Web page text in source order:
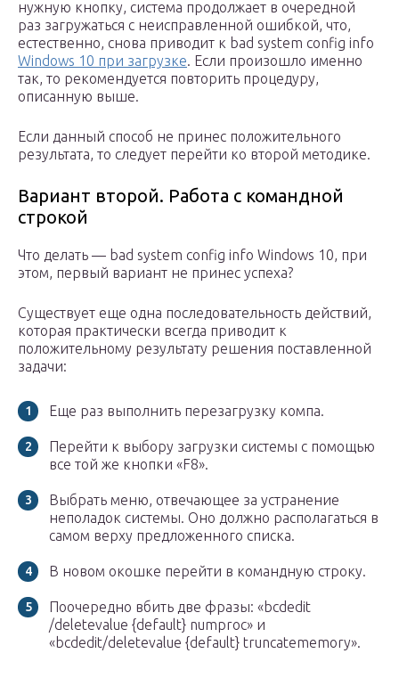
нужную кнопку, система продолжает в очередной
раз загружаться с неисправленной ошибкой, что,
естественно, снова приводит к bad system config info
Windows 10 при загрузке. Если произошло именно
так, то рекомендуется повторить процедуру,
описанную выше.
Если данный способ не принес положительного
результата, то следует перейти ко второй методике.
Вариант второй. Работа с командной
строкой
Что делать — bad system config info Windows 10, при
этом, первый вариант не принес успеха?
Существует еще одна последовательность действий,
которая практически всегда приводит к
положительному результату решения поставленной
задачи:
Еще раз выполнить перезагрузку компа.
Перейти к выбору загрузки системы с помощью
все той же кнопки «F8».
Выбрать меню, отвечающее за устранение
неполадок системы. Оно должно располагаться в
самом верху предложенного списка.
В новом окошке перейти в командную строку.
Поочередно вбить две фразы: «bcdedit
/deletevalue {default} numproc» и
«bcdedit/deletevalue {default} truncatememory».